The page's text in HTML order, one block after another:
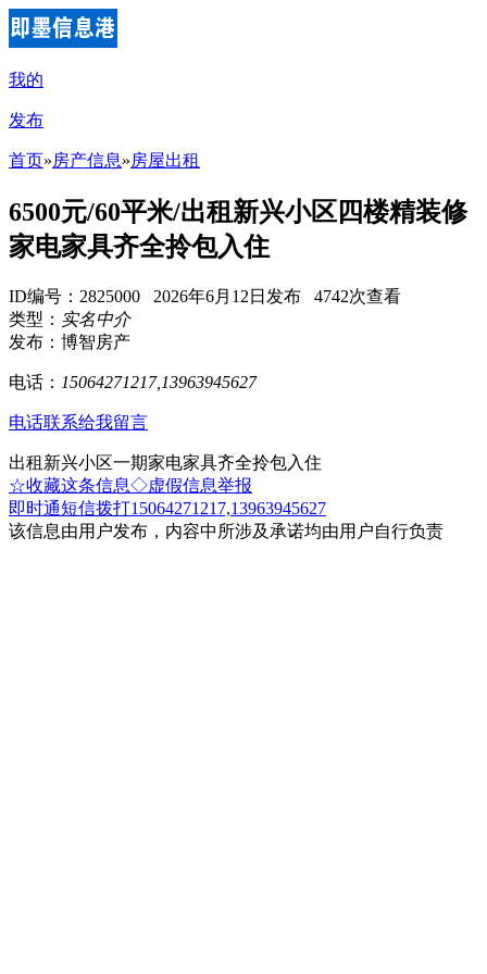
我的
发布
首页»房产信息»房屋出租
6500元/60平米/出租新兴小区四楼精装修
家电家具齐全拎包入住
ID编号：2825000 2026年6月12日发布 4742次查看
类型： 实名中介
发布：博智房产
电话： 15064271217,13963945627
电话联系给我留言
出租新兴小区一期家电家具齐全拎包入住
☆收藏这条信息◇虚假信息举报
即时通短信拨打15064271217,13963945627
该信息由用户发布，内容中所涉及承诺均由用户自行负责